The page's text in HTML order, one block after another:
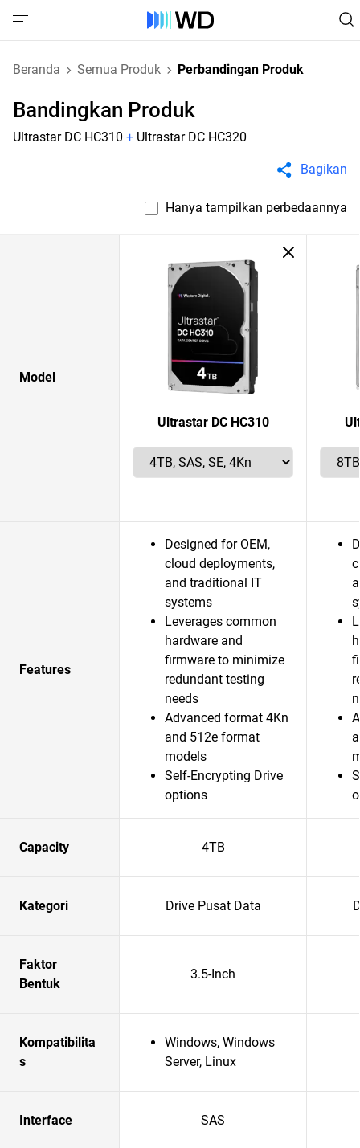
Beranda Semua Produk Perbandingan Produk
Bandingkan Produk
Ultrastar DC HC310 + Ultrastar DC HC320
Bagikan
Hanya tampilkan perbedaannya
Model
Ultrastar DC HC310
Features
Designed for OEM,
cloud deployments,
and traditional IT
systems
Leverages common
hardware and
firmware to minimize
redundant testing
needs
Advanced format 4Kn
and 512e format
models
Self-Encrypting Drive
options
Capacity 4TB
Kategori Drive Pusat Data
Faktor
Bentuk
3.5-Inch
Kompatibilita
s
Windows, Windows
Server, Linux
Interface SAS